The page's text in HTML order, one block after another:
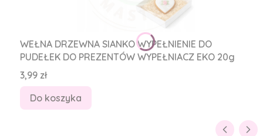
WEŁNA DRZEWNA SIANKO WYPEŁNIENIE DO
PUDEŁEK DO PREZENTÓW WYPEŁNIACZ EKO 20g
Cena
3,99 zł
Do koszyka